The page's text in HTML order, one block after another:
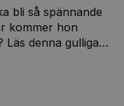
bli så spännande
kommer hon
Läs denna gulliga